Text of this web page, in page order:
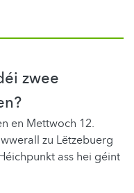
zwee
en Mettwoch 12.
zu Lëtzebuerg
ass hei géint